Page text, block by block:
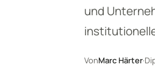
und
VonMarc Härter·